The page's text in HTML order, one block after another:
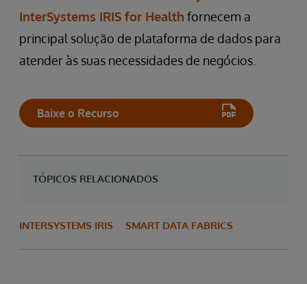
InterSystems IRIS for Health fornecem a
principal solução de plataforma de dados para
atender às suas necessidades de negócios.
Baixe o Recurso
TÓPICOS RELACIONADOS
INTERSYSTEMS IRIS SMART DATA FABRICS